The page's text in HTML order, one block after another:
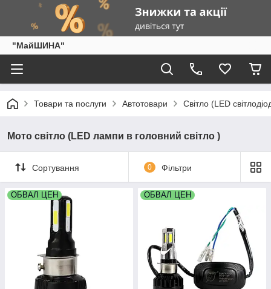
"МайШИНА"
Товари та послуги Автотовари Світло (LED
Мото світло (LED лампи в головний світло )
Сортування 0 Фільтри
ОБВАЛ ЦЕН ОБВАЛ ЦЕН